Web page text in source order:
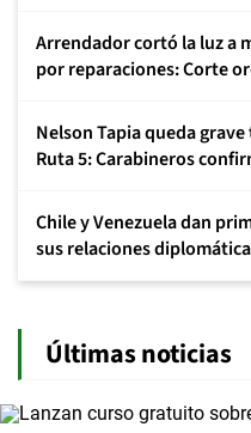
Arrendador cortó la luz a
por reparaciones: Corte
Nelson Tapia queda
Ruta 5: Carabineros
Chile y Venezuela dan
sus relaciones
Últimas noticias